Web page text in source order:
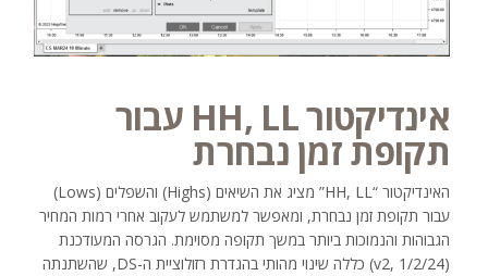
אינדיקטור HH, LL עבור
תקופת זמן נבחרת
האינדיקטור “HH, LL” מציג את השיאים (Highs) והשפלים (Lows)
עבור תקופת זמן נבחרת, ומאפשר למשתמש לעקוב אחרי רמות המחיר
הגבוהות והנמוכות ביותר במשך תקופה מסוימת. הגרסה המעודכנת
(v2, 1/2/24) כללה שינוי מהותי בהגדרת רזולוציית ה-DS, שהשתנתה